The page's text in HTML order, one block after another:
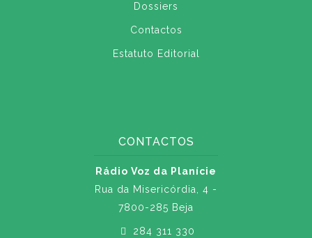
Dossiers
Contactos
Estatuto Editorial
CONTACTOS
Rádio Voz da Planície
Rua da Misericórdia, 4 -
7800-285 Beja
284 311 330